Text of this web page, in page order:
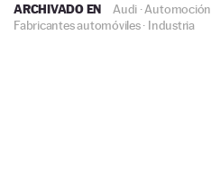
ARCHIVADO EN Audi ·Automoción
Fabricantes automóviles· Industria